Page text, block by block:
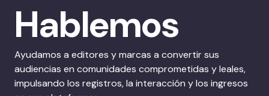
Hablemos
Ayudamos a editores y marcas a convertir sus
audiencias en comunidades comprometidas y leales,
impulsando los registros, la interacción y los ingresos